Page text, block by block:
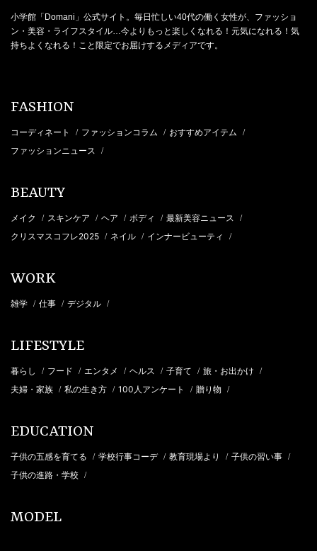
小学館「Domani」公式サイト。毎日忙しい40代の働く女性が、ファッショ
ン・美容・ライフスタイル…今よりもっと楽しくなれる！元気になれる！気
持ちよくなれる！こと限定でお届けするメディアです。
FASHION
コーディネート / ファッションコラム / おすすめアイテム /
ファッションニュース /
BEAUTY
メイク / スキンケア / ヘア / ボディ / 最新美容ニュース /
クリスマスコフレ2025 / ネイル / インナービューティ /
WORK
雑学 / 仕事 / デジタル /
LIFESTYLE
暮らし / フード / エンタメ / ヘルス / 子育て / 旅・お出かけ /
夫婦・家族 / 私の生き方 / 100人アンケート / 贈り物 /
EDUCATION
子供の五感を育てる / 学校行事コーデ / 教育現場より / 子供の習い事 /
子供の進路・学校 /
MODEL